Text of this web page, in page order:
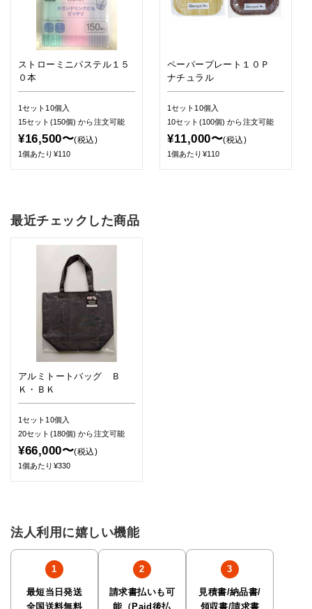
ストローミニパステル１５
０本
1セット10個入
15セット(150個)から注文可能
¥16,500〜(税込)
1個あたり¥110
ペーパープレート１０Ｐ
ナチュラル
1セット10個入
10セット(100個)から注文可能
¥11,000〜(税込)
1個あたり¥110
最近チェックした商品
アルミトートバッグ Ｂ
Ｋ・ＢＫ
1セット10個入
20セット(180個)から注文可能
¥66,000〜(税込)
1個あたり¥330
法人利用に嬉しい機能
最短当日発送
全国送料無料
請求書払いも可
能（Paid後払
見積書/納品書/
領収書/請求書